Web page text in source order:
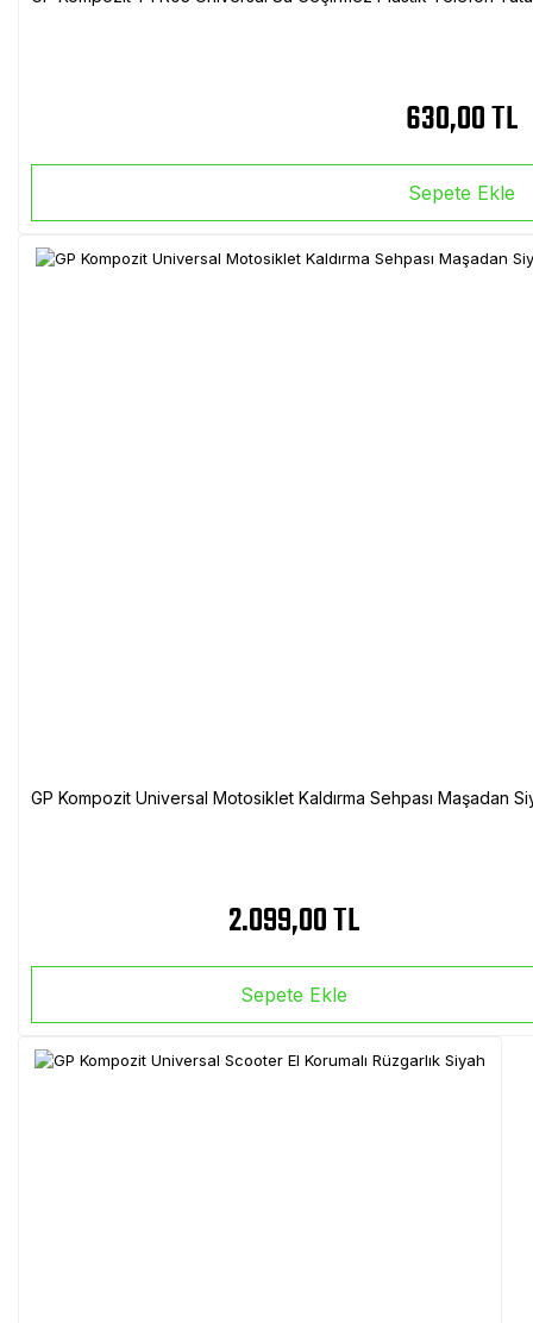
630,00 TL
Sepete Ekle
GP Kompozit Universal Motosiklet Kaldırma Sehpası Maşadan
2.099,00 TL
Sepete Ekle